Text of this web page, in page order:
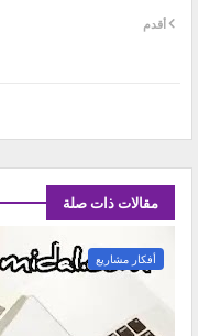
أقدم
مقالات ذات صلة
أفكار مشاريع